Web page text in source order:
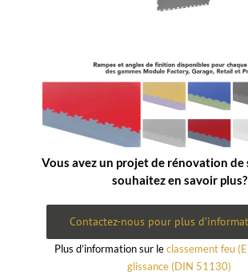
Vous avez un projet de rénovation de
souhaitez en savoir plus?
Contactez-nous pour plus
Plus d’information sur leclassement feu
glissance (DIN 51130)